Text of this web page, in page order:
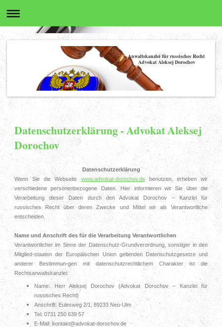
Anwaltskanzlei für russisches Recht
Advokat Aleksej Dorochov
Datenschutzerklärung - Advokat Aleksej
Dorochov
Datenschutzerklärung
Wenn Sie die Webseite www.advokat-dorochov.debenutzen, erheben wir
verschiedene personenbezogene Daten. Hier informieren wir Sie über die
Verarbeitung dieser Daten durch den Advokat Dorochov – Kanzlei für
russisches Recht über deren Zwecke und Mittel wir als Verantwortliche
entscheiden.
Name und Anschrift des für die Verarbeitung Verantwortlichen
Verantwortlicher im Sinne der Datenschutz-Grundverordnung, sonstiger in den
Mitglied-staaten der Europäischen Union geltenden Datenschutzgesetze und
anderer Bestimmun-gen mit datenschutzrechtlichem Charakter ist die
Rechtsanwaltskanzlei:
Name: Herr Aleksej Dorochov (Advokat Dorochov – Kanzlei für
russisches Recht)
Anschrift: Eulesweg 2/1, 89233 Neu-Ulm
Tel: 0731 250 639 57
E-Mail: kontakt@advokat-dorochov.de